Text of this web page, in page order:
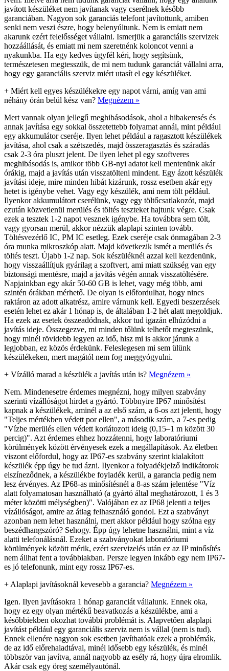
javított készüléket nem javítanak vagy cserélnek később
garanciában. Nagyon sok garanciás telefont javítottunk, amiben
senki nem veszi észre, hogy belenyúltunk. Nem is emiatt nem
akarunk ezért felelősséget vállalni. Ismerjük a garanciális szervizek
hozzáállását, és emiatt mi nem szeretnénk koloncot venni a
nyakunkba. Ha egy kedves ügyfél kéri, hogy segítsünk,
természetesen megtesszük, de mi nem tudunk garanciát vállalni arra,
hogy egy garanciális szerviz miért utasít el egy készüléket.
+ Miért kell egyes készülékekre egy napot várni, amíg van ami
néhány órán belül kész van? Megnézem »
Mert vannak olyan jellegű meghibásodások, ahol a hibakeresés és
annak javítása egy sokkal összetettebb folyamat annál, mint például
egy akkumulátor cseréje. Ilyen lehet például a ragasztott készülékek
javítása, ahol csak a szétszedés, majd összeragasztás és száradás
csak 2-3 óra pluszt jelent. De ilyen lehet pl egy szoftveres
meghibásodás is, amikor több GB-nyi adatot kell mentenünk akár
órákig, majd a javítás után visszatölteni mindent. Egy ázott készülék
javítási ideje, mire minden hibát kizárunk, rossz esetben akár egy
hetet is igénybe vehet. Vagy egy készülék, ami nem tölt például.
Ilyenkor akkumulátort cserélünk, vagy egy töltőcsatlakozót, majd
ezután közvetlenül merülés és töltés teszteket hajtunk végre. Csak
ezek a tesztek 1-2 napot vesznek igénybe. Ha továbbra sem tölt,
vagy gyorsan merül, akkor nézzük alaplapi szinten tovább.
Töltésvezérlő IC, PM IC esetleg. Ezek cseréje csak önmagában 2-3
óra munka mikroszkóp alatt. Majd következik ismét a merülés és
töltés teszt. Újabb 1-2 nap. Sok készüléknél azzal kell kezdenünk,
hogy visszaállítjuk gyárilag a szoftvert, ami miatt szükség van egy
biztonsági mentésre, majd a javítás végén annak visszatöltésére.
Napjainkban egy akár 50-60 GB is lehet, vagy még több, ami
szintén órákban mérhető. De olyan is előfordulhat, hogy nincs
raktáron az adott alkatrész, amire várnunk kell. Egyedi beszerzések
esetén lehet ez akár 1 hónap is, de általában 1-2 hét alatt megoldjuk.
Ha ezek az esetek összeadódnak, akkor tud igazán elhúzódni a
javítás ideje. Összegezve, mi minden tőlünk telhetőt megteszünk,
hogy minél rövidebb legyen az idő, hisz mi is akkor járunk a
legjobban, ez közös érdekünk. Feleslegesen mi sem ülünk
készülékeken, mert magától nem fog meggyógyulni.
+ Vízálló marad a készülék a javítás után is? Megnézem »
Nem. Mindenesetre érdemes megnézni, hogy milyen szabvány
szerinti vízállóságot hirdet a gyártó. Többnyire IP67 minősítést
kapnak a készülékek, aminél a az első szám, a 6-os azt jelenti, hogy
"Teljes mértékben védett por ellen", a második szám, a 7-es pedig
"Vízbe merülés ellen védett korlátozott ideig (0,15–1 m között 30
percig)". Azt érdemes ehhez hozzátenni, hogy laboratóriumi
körülmények között érvényesek ezek a megállapítások. Az életben
viszont előfordul, hogy az IP67-es szabvány szerint kialakított
készülék épp úgy be tud ázni. Ilyenkor a folyadékjelző indikátorok
elszíneződnek, a készülékbe foyladék kerül, a garancia pedig nem
lesz érvényes. Az IP68-as minősítésnél a 8-as szám jelentése "Víz
alatt folyamatosan használható (a gyártó által meghatározott, 1 és 3
méter közötti mélységben)". Valójában ez az IP68 jelenti a teljes
vízállóságot, amire az átlag felhasználó gondol. Ezt a szabványt
azonban nem lehet használni, mert akkor például hogy szólna egy
beszédhangszóró? Sehogy. Épp úgy lehetne használni, mint a víz
alatti telefonálásnál. Ezeket a szabványokat laboratóriumi
körülmények között mérik, ezért szervizelés után ez az IP minősítés
nem állhat fent a továbbiakban. Persze legyen inkább egy nem IP67-
es jó telefonunk, mint egy rossz IP67-es.
+ Alaplapi javításoknál kevesebb a garancia? Megnézem »
Igen. Ilyen javításokra 1 hónap garanciát vállalunk. Ennek oka,
hogy ez egy olyan mértékű beavatkozás a készülékbe, ami a
későbbiekben okozhat további problémát is. Alapvetően alaplapi
javítást például egy garanciális szerviz nem is vállal (nem is tud).
Ennek ellenére nagyon sok esetben javíthatóak ezek a problémák,
de az idő előrehaladtával, minél idősebb egy készülék, és minél
többször van javítva, annál nagyobb az esély rá, hogy újra elromlik.
Akár csak egy öreg személyautónál.